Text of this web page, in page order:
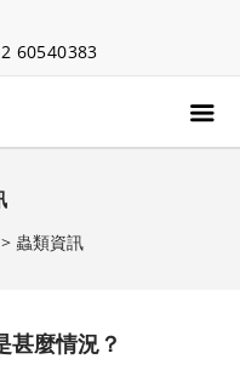
60540383
蟲類資訊
甚麼情況？